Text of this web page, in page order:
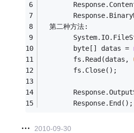
  第二种方法:
        byte[] datas =
        fs.Read(datas,
        fs.Close();
        Response.End();
2010-09-30